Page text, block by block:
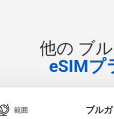
他の ブ
eSIMプ
範囲 ブル